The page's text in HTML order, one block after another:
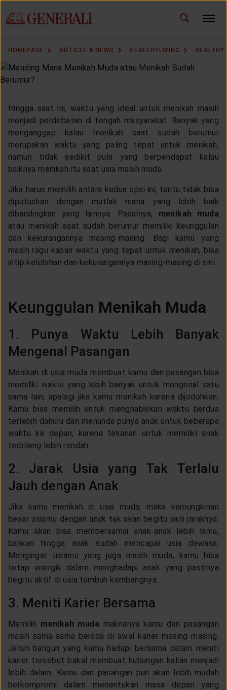
HOMEPAGE ARTICLE & NEWS HEALTHYLIVING HEALTHY
Hingga saat ini, waktu yang ideal untuk menikah masih
menjadi perdebatan di tengah masyarakat. Banyak yang
menganggap kalau menikah saat sudah berumur
merupakan waktu yang paling tepat untuk menikah,
namun tidak sedikit pula yang berpendapat kalau
baiknya menikah itu saat usia masih muda.
Jika harus memilih antara kedua opsi ini, tentu tidak bisa
diputuskan dengan mutlak mana yang lebih baik
dibandingkan yang lainnya. Pasalnya, menikah muda
atau menikah saat sudah berumur memiliki keunggulan
dan kekurangannya masing-masing. Bagi kamu yang
masih ragu kapan waktu yang tepat untuk menikah, bisa
intip kelebihan dan kekurangannya masing-masing di sini.
Keunggulan Menikah Muda
1. Punya Waktu Lebih Banyak
Mengenal Pasangan
Menikah di usia muda membuat kamu dan pasangan bisa
memiliki waktu yang lebih banyak untuk mengenal satu
sama lain, apalagi jika kamu menikah karena dijodohkan.
Kamu bisa memilih untuk menghabiskan waktu berdua
terlebih dahulu dan menunda punya anak untuk beberapa
waktu ke depan, karena tekanan untuk memiliki anak
terbilang lebih rendah.
2. Jarak Usia yang Tak Terlalu
Jauh dengan Anak
Jika kamu menikah di usia muda, maka kemungkinan
besar usiamu dengan anak tak akan begitu jauh jaraknya.
Kamu akan bisa membersamai anak-anak lebih lama,
bahkan hingga anak sudah mencapai usia dewasa.
Mengingat usiamu yang juga masih muda, kamu bisa
tetap energik dalam menghadapi anak yang pastinya
begitu aktif di usia tumbuh kembangnya.
3. Meniti Karier Bersama
Memilih menikah muda maknanya kamu dan pasangan
masih sama-sama berada di awal karier masing-masing.
Jatuh bangun yang kamu hadapi bersama dalam meniti
karier tersebut bakal membuat hubungan kalian menjadi
lebih dalam. Kamu dan pasangan pun akan lebih mudah
berkompromi dalam menentukan masa depan yang
CHANGE LANGUAGE ID EN
MARKETING OFFICE
INSURANCE DICTIONARY
OUR SOLUTION
ARTICLE & NEWS
ABOUT GENERALI
EVENTS
KEAGENAN